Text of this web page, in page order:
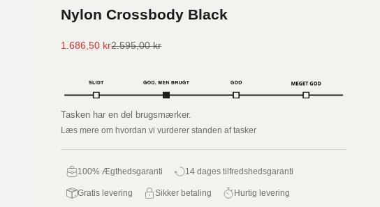
Nylon Crossbody Black
Salgspris
1.686,50 krNormalpris
2.595,00 kr
Tasken har en del brugsmærker.
Læs mere om hvordan vi vurderer standen af tasker
100% Ægthedsgaranti 14 dages tilfredshedsgaranti
Gratis levering Sikker betaling Hurtig levering